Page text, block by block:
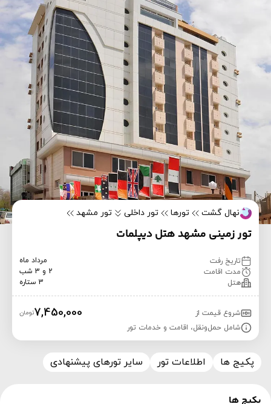
نهال گشت تورها تور داخلی تور مشهد
تور زمینی مشهد هتل دیپلمات
تاریخ رفت
مرداد ماه
مدت اقامت
2 و 3 شب
هتل
3 ستاره
شروع قیمت از 7,450,000تومان
شامل حمل‌ونقل، اقامت و خدمات تور
پکیج ها اطلاعات تور سایر تورهای پیشنهادی
پکیج ها